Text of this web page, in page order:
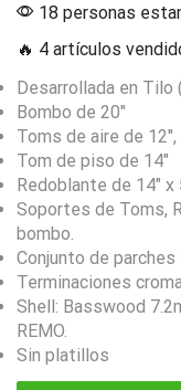
18 personas
🔥 4 artículos
Desarrollada en Tilo
Bombo de 20″
Toms de aire de 12″,
Tom de piso de 14″
Redoblante de 14″ x
Soportes de Toms,
bombo.
Conjunto de
Terminaciones
Shell: Basswood
REMO.
Sin platillos